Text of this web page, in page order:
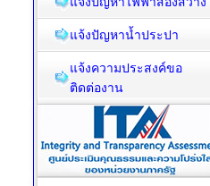
แจ้งปัญหาน้ำประปา
แจ้งความประสงค์ขอ
ติดต่องาน